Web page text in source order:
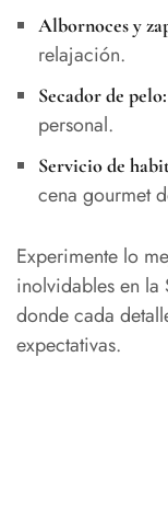
Albornoces y
relajación.
Secador de pelo:
personal.
Servicio de
cena gourmet
Experimente lo
inolvidables en la
donde cada
expectativas.